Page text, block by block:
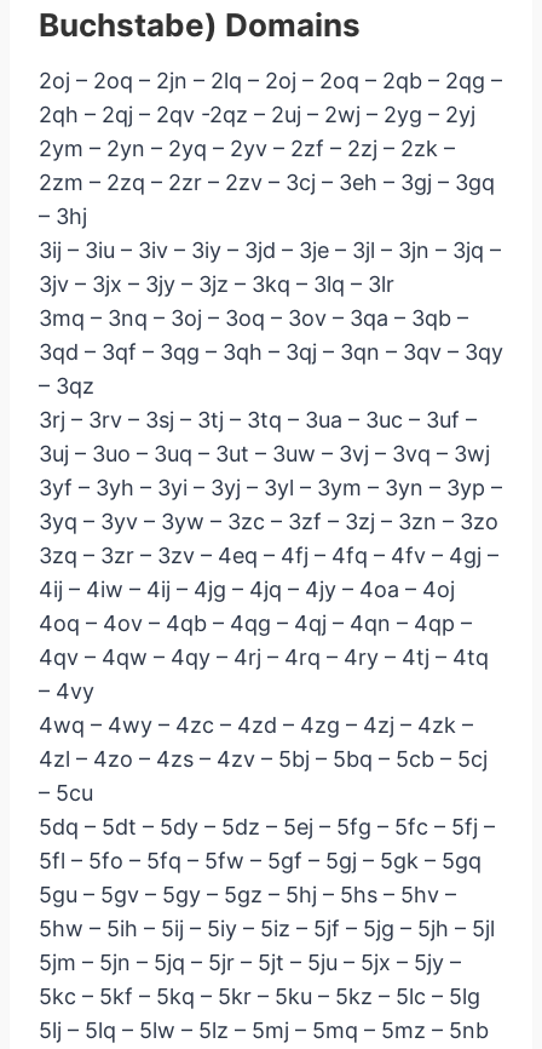
Buchstabe) Domains
2oj – 2oq – 2jn – 2lq – 2oj – 2oq – 2qb – 2qg –
2qh – 2qj – 2qv -2qz – 2uj – 2wj – 2yg – 2yj
2ym – 2yn – 2yq – 2yv – 2zf – 2zj – 2zk –
2zm – 2zq – 2zr – 2zv – 3cj – 3eh – 3gj – 3gq
– 3hj
3ij – 3iu – 3iv – 3iy – 3jd – 3je – 3jl – 3jn – 3jq –
3jv – 3jx – 3jy – 3jz – 3kq – 3lq – 3lr
3mq – 3nq – 3oj – 3oq – 3ov – 3qa – 3qb –
3qd – 3qf – 3qg – 3qh – 3qj – 3qn – 3qv – 3qy
– 3qz
3rj – 3rv – 3sj – 3tj – 3tq – 3ua – 3uc – 3uf –
3uj – 3uo – 3uq – 3ut – 3uw – 3vj – 3vq – 3wj
3yf – 3yh – 3yi – 3yj – 3yl – 3ym – 3yn – 3yp –
3yq – 3yv – 3yw – 3zc – 3zf – 3zj – 3zn – 3zo
3zq – 3zr – 3zv – 4eq – 4fj – 4fq – 4fv – 4gj –
4ij – 4iw – 4ij – 4jg – 4jq – 4jy – 4oa – 4oj
4oq – 4ov – 4qb – 4qg – 4qj – 4qn – 4qp –
4qv – 4qw – 4qy – 4rj – 4rq – 4ry – 4tj – 4tq
– 4vy
4wq – 4wy – 4zc – 4zd – 4zg – 4zj – 4zk –
4zl – 4zo – 4zs – 4zv – 5bj – 5bq – 5cb – 5cj
– 5cu
5dq – 5dt – 5dy – 5dz – 5ej – 5fg – 5fc – 5fj –
5fl – 5fo – 5fq – 5fw – 5gf – 5gj – 5gk – 5gq
5gu – 5gv – 5gy – 5gz – 5hj – 5hs – 5hv –
5hw – 5ih – 5ij – 5iy – 5iz – 5jf – 5jg – 5jh – 5jl
5jm – 5jn – 5jq – 5jr – 5jt – 5ju – 5jx – 5jy –
5kc – 5kf – 5kq – 5kr – 5ku – 5kz – 5lc – 5lg
5lj – 5lq – 5lw – 5lz – 5mj – 5mq – 5mz – 5nb